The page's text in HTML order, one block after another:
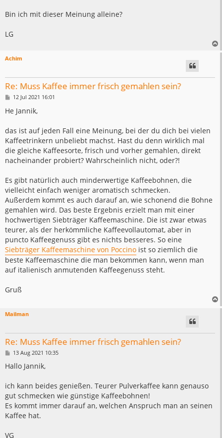
Bin ich mit dieser Meinung alleine?
LG
Achim
Re: Muss Kaffee immer frisch gemahlen sein?
B
i
t
a
g
12 Jul 2021 16:01
He Jannik,
das ist auf jeden Fall eine Meinung, bei der du dich bei vielen
Kaffeetrinkern unbeliebt machst. Hast du denn wirklich mal
die gleiche Kaffeesorte, frisch und vorher gemahlen, direkt
nacheinander probiert? Wahrscheinlich nicht, oder?!
Es gibt natürlich auch minderwertige Kaffeebohnen, die
vielleicht einfach weniger aromatisch schmecken.
Außerdem kommt es auch darauf an, wie schonend die Bohne
gemahlen wird. Das beste Ergebnis erzielt man mit einer
hochwertigen Siebträger Kaffeemaschine. Die ist zwar etwas
teurer, als der herkömmliche Kaffeevollautomat, aber in
puncto Kaffeegenuss gibt es nichts besseres. So eine
Siebträger Kaffeemaschine von Poccino ist so ziemlich die
beste Kaffeemaschine die man bekommen kann, wenn man
auf italienisch anmutenden Kaffeegenuss steht.
Gruß
Mailman
Re: Muss Kaffee immer frisch gemahlen sein?
B
i
a
g
13 Aug 2021 10:35
Hallo Jannik,
ich kann beides genießen. Teurer Pulverkaffee kann genauso
gut schmecken wie günstige Kaffeebohnen!
Es kommt immer darauf an, welchen Anspruch man an seinen
Kaffee hat.
VG